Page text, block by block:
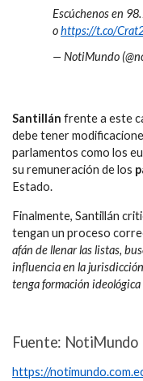
Escúchenos en
ohttps://t.co/
— NotiMundo
Santillán frente a este
debe tener
parlamentos como los
su remuneración de los
Estado.
Finalmente, Santillán
tengan un proceso
afán de llenar las listas,
influencia en la
tenga formación
Fuente: NotiMundo
https://